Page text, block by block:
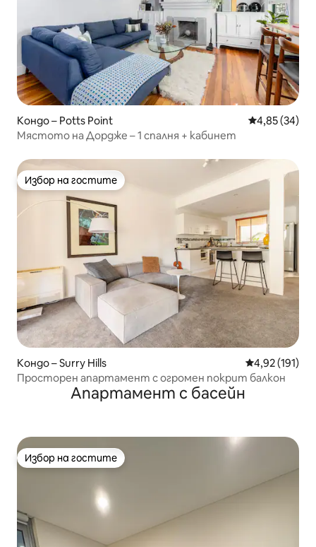
Кондо – Potts Point Средна
4,85 (34)
Мястото на Дордже – 1 спалня + кабинет
Избор на гостите
Избор на гостите
Кондо – Surry Hills Средна
4,92 (191)
Просторен апартамент с огромен покрит балкон
Апартамент с басейн
Избор на гостите
Избор на гостите